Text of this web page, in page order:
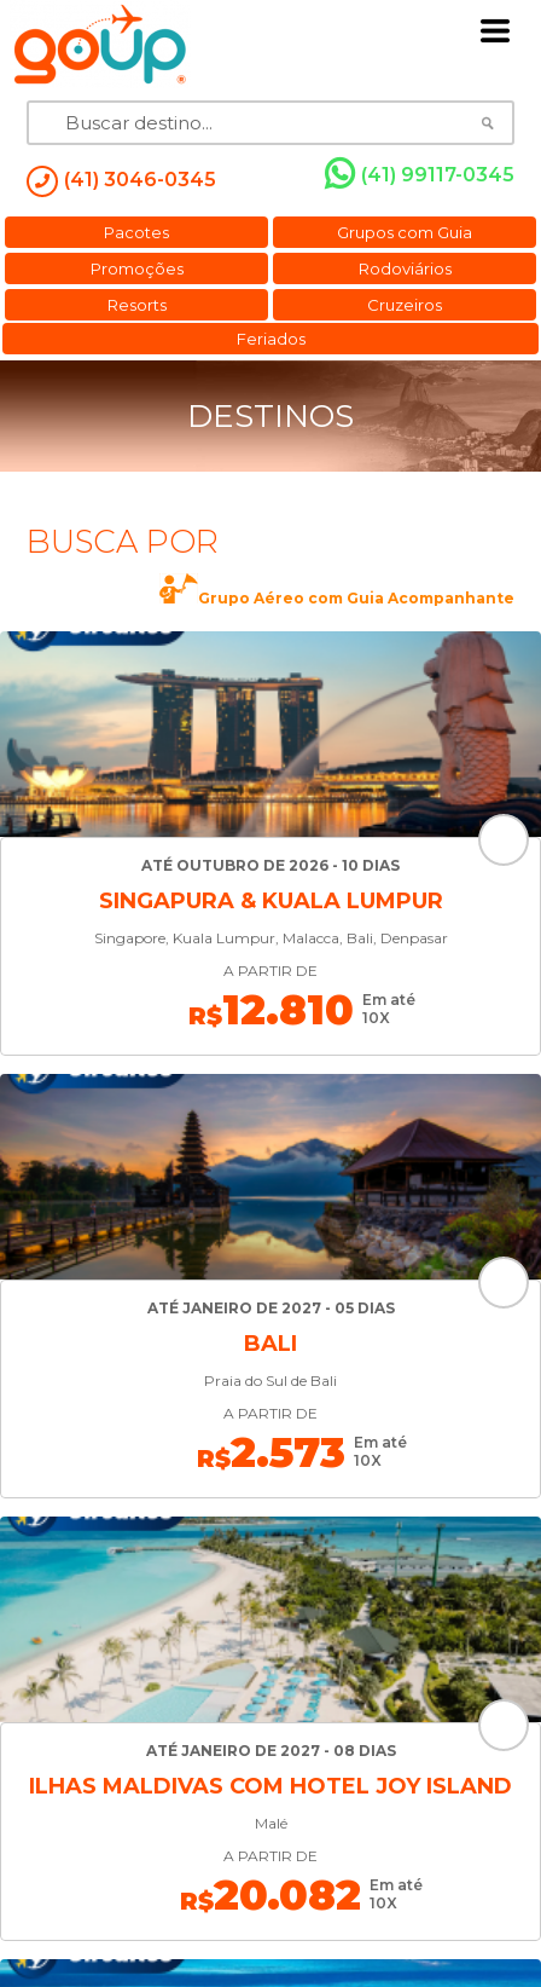
(41) 3046-0345 (41) 99117-0345
Pacotes
Grupos com Guia
Promoções
Rodoviários
Resorts
Cruzeiros
Feriados
DESTINOS
BUSCA POR
Grupo Aéreo com Guia Acompanhante
ATÉ OUTUBRO DE 2026 - 10 DIAS
SINGAPURA & KUALA LUMPUR
Singapore, Kuala Lumpur, Malacca, Bali, Denpasar
A PARTIR DE
R$12.810 Em até
10X
ATÉ JANEIRO DE 2027 - 05 DIAS
BALI
Praia do Sul de Bali
A PARTIR DE
R$2.573 Em até
10X
ATÉ JANEIRO DE 2027 - 08 DIAS
ILHAS MALDIVAS COM HOTEL JOY ISLAND
Malé
A PARTIR DE
R$20.082 Em até
10X